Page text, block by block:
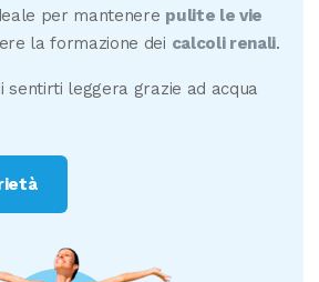
per mantenere pulite le vie
la formazione dei calcoli renali.
sentirti leggera grazie ad acqua